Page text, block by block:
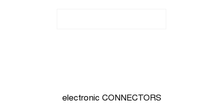
electronic CONNECTORS